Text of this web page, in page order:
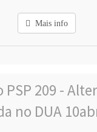
Mais info